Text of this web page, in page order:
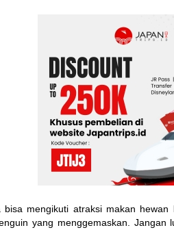
mengikuti atraksi makan hewan
yang menggemaskan. Jangan